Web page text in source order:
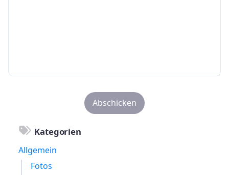
Kategorien
Allgemein
Fotos